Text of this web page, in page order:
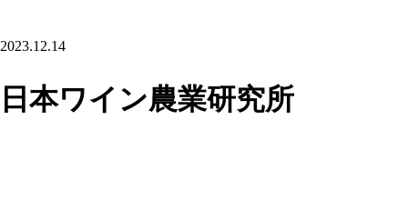
2023.12.14
日本ワイン農業研究所